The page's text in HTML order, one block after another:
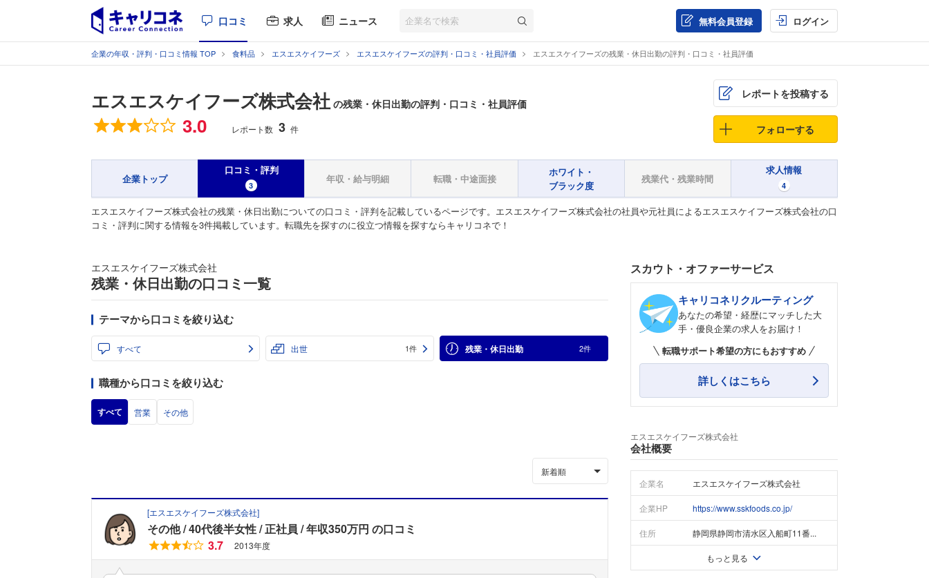
口コミ 求人 ニュース 無料会員登録 ログイン
企業の年収・評判・口コミ情報 TOP 食料品 エスエスケイフーズ エスエスケイフーズの評判・口コミ・社員評価 エスエスケイフーズの残業・休日出勤の評判・口コミ・社員評価
エスエスケイフーズ株式会社 の残業・休日出勤の評判・口コミ・社員評価
総合評価
3.0 レポート数 3 件
レポートを投稿する
フォローする
企業トップ
口コミ・評判
3
年収・給与明細 転職・中途面接
ホワイト・
ブラック度
残業代・残業時間
求人情報
4
エスエスケイフーズ株式会社の残業・休日出勤についての口コミ・評判を記載しているページです。エスエスケイフーズ株式会社の社員や元社員によるエスエスケイフーズ株式会社の口
コミ・評判に関する情報を3件掲載しています。転職先を探すのに役立つ情報を探すならキャリコネで！
エスエスケイフーズ株式会社
残業・休日出勤の口コミ一覧
テーマから口コミを絞り込む
すべて 出世 1件 残業・休日出勤 2件
職種から口コミを絞り込む
すべて 営業 その他
新着順
[エスエスケイフーズ株式会社]
その他 40代後半女性 正社員 年収350万円 の口コミ
3.7
2013年度
スカウト・オファーサービス
キャリコネリクルーティング
あなたの希望・経歴にマッチした大
手・優良企業の求人をお届け！
転職サポート希望の方にもおすすめ
詳しくはこちら
エスエスケイフーズ株式会社
会社概要
企業名 エスエスケイフーズ株式会社
企業HP https://www.sskfoods.co.jp/
住所 静岡県静岡市清水区入船町11番...
もっと見る